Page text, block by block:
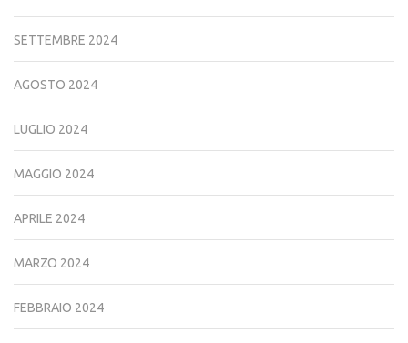
SETTEMBRE 2024
AGOSTO 2024
LUGLIO 2024
MAGGIO 2024
APRILE 2024
MARZO 2024
FEBBRAIO 2024